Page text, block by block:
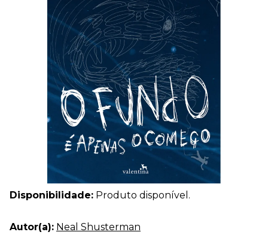
Disponibilidade: Produto disponível.
Autor(a): Neal Shusterman